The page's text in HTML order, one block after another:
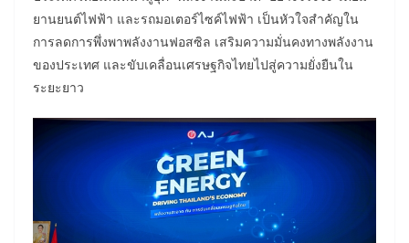
ยานยนต์ไฟฟ้า และรถมอเตอร์ไซค์ไฟฟ้า เป็นหัวใจสำคัญใน
การลดการพึ่งพาพลังงานฟอสซิล เสริมความมั่นคงทางพลังงาน
ของประเทศ และขับเคลื่อนเศรษฐกิจไทยไปสู่ความยั่งยืนใน
ระยะยาว